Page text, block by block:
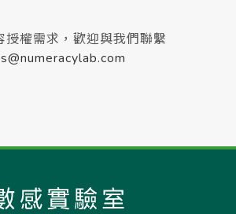
授權需求，歡迎與我們聯繫